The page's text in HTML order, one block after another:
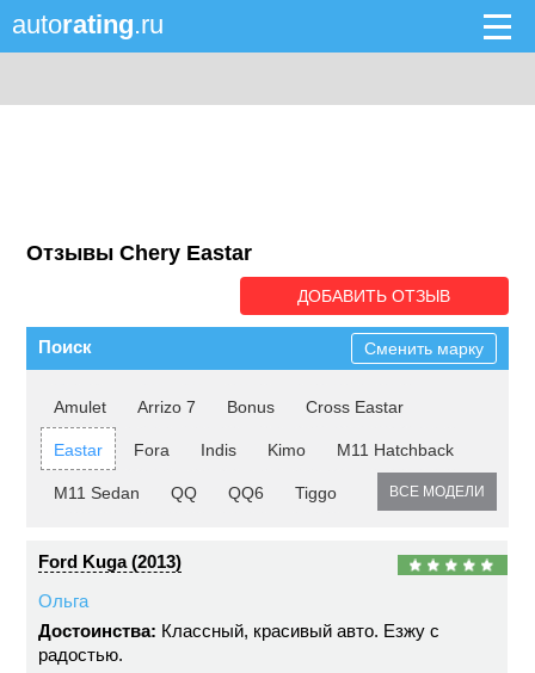
autorating.ru
Отзывы Chery Eastar
ДОБАВИТЬ ОТЗЫВ
Поиск Сменить марку
Amulet Arrizo 7 Bonus Cross Eastar
Eastar Fora Indis Kimo M11 Hatchback
M11 Sedan QQ QQ6 Tiggo ВСЕ МОДЕЛИ
Ford Kuga (2013)
Ольга
Достоинства: Классный, красивый авто. Езжу с
радостью.